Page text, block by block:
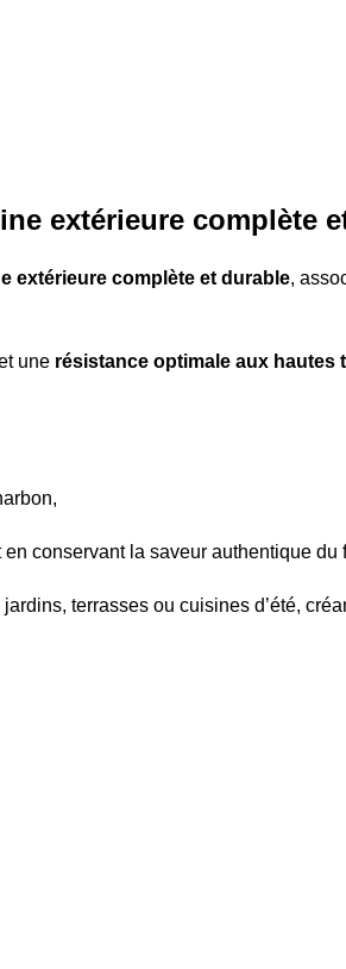
extérieure complète
extérieure complète et durable,
une résistance optimale aux hautes
conservant la saveur authentique du
terrasses ou cuisines d’été,